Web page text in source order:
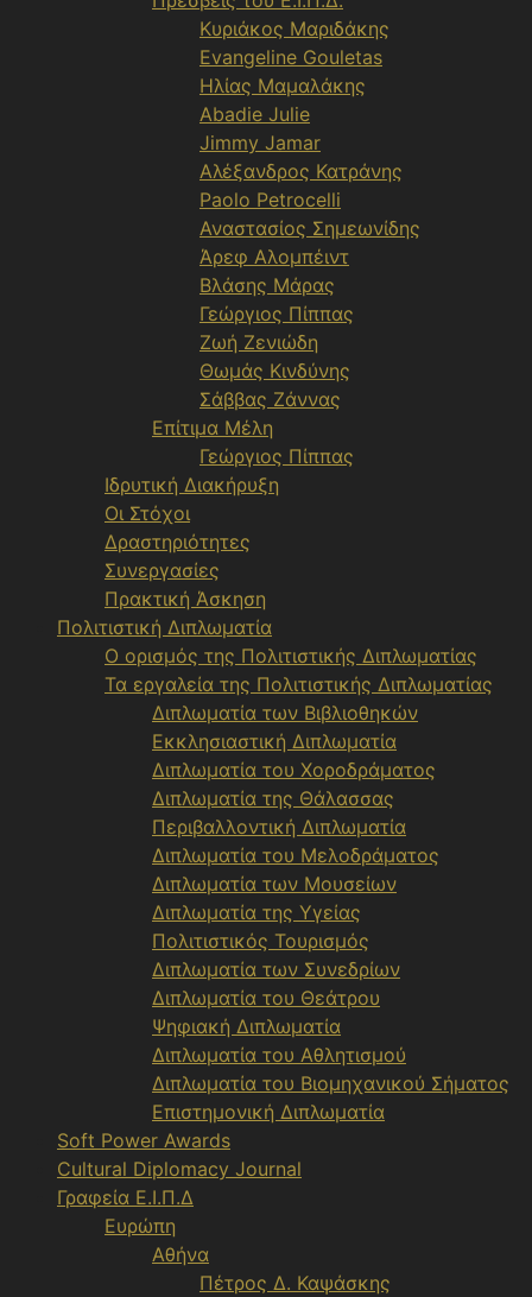
Κυριάκος Μαριδάκης
Evangeline Gouletas
Ηλίας Μαμαλάκης
Abadie Julie
Jimmy Jamar
Αλέξανδρος Κατράνης
Paolo Petrocelli
Αναστασίος Σημεωνίδης
Άρεφ Αλομπέιντ
Βλάσης Μάρας
Γεώργιος Πίππας
Ζωή Ζενιώδη
Θωμάς Κινδύνης
Σάββας Ζάννας
Επίτιμα Μέλη
Γεώργιος Πίππας
Ιδρυτική Διακήρυξη
Οι Στόχοι
Δραστηριότητες
Συνεργασίες
Πρακτική Άσκηση
Πολιτιστική Διπλωματία
Ο ορισμός της Πολιτιστικής Διπλωματίας
Τα εργαλεία της Πολιτιστικής Διπλωματίας
Διπλωματία των Βιβλιοθηκών
Εκκλησιαστική Διπλωματία
Διπλωματία του Χοροδράματος
Διπλωματία της Θάλασσας
Περιβαλλοντική Διπλωματία
Διπλωματία του Μελοδράματος
Διπλωματία των Μουσείων
Διπλωματία της Υγείας
Πολιτιστικός Τουρισμός
Διπλωματία των Συνεδρίων
Διπλωματία του Θεάτρου
Ψηφιακή Διπλωματία
Διπλωματία του Αθλητισμού
Διπλωματία του Βιομηχανικού Σήματος
Επιστημονική Διπλωματία
Soft Power Awards
Cultural Diplomacy Journal
Γραφεία Ε.Ι.Π.Δ
Ευρώπη
Αθήνα
Πέτρος Δ. Καψάσκης